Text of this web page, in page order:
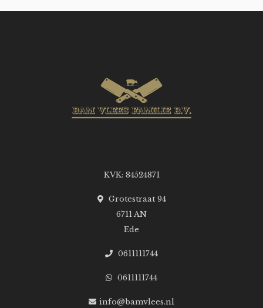
KVK: 84524871
Grotestraat 94
6711 AN
Ede
0611111744
0611111744
info@bamvlees.nl